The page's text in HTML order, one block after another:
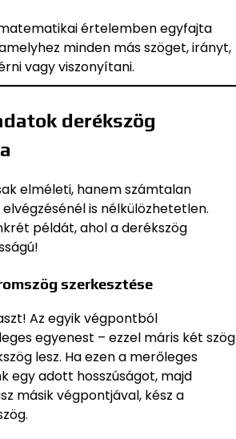
értelemben egyfajta
minden más szöget, irányt,
vagy viszonyítani.
derékszög
elméleti, hanem számtalan
is nélkülözhetetlen.
példát, ahol a derékszög
szerkesztése
Az egyik végpontból
egyenest – ezzel máris két szög
lesz. Ha ezen a merőleges
egy adott hosszúságot, majd
másik végpontjával, kész a